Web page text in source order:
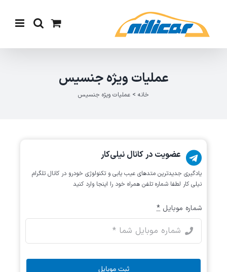
content
عملیات ویژه جنسیس
خانه > عملیات ویژه جنسیس
عضویت در کانال نیلی‌کار
یادگیری جدیدترین متد‌های عیب یابی‌ و تکنولوژی خودرو در کانال تلگرام
نیلی کار لطفا شماره تلفن همراه خود را اینجا وارد کنید
شماره موبایل *
ثبت موبایل